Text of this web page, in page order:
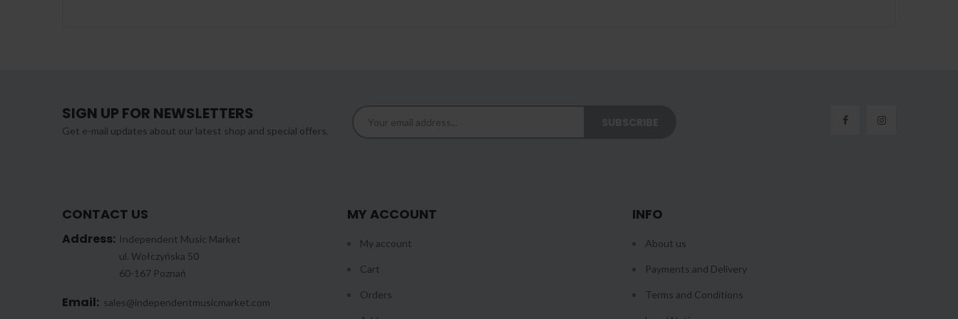
SIGN UP FOR NEWSLETTERS
Get e-mail updates about our latest shop and special offers.
CONTACT US
Address: Independent Music Market
ul. Wołczyńska 50
60-167 Poznań
Email: sales@independentmusicmarket.com
MY ACCOUNT
My account
Cart
Orders
INFO
About us
Payments and Delivery
Terms and Conditions